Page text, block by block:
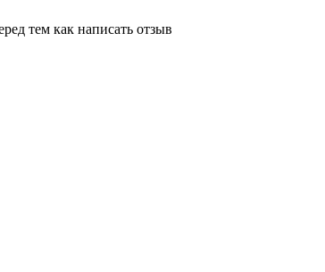
тем как написать отзыв